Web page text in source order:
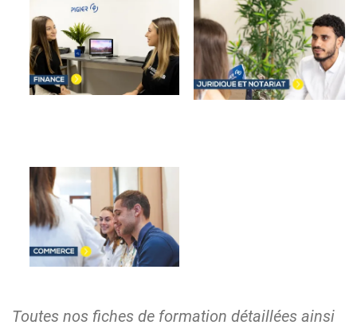
Image
Toutes nos fiches de formation détaillées ainsi